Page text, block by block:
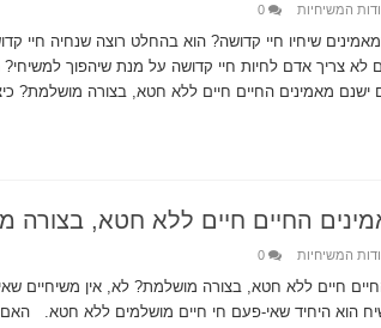
המשיחיות 0
ב’ 13-11. האם לא צריך אדם לחיות חיי קדושה על מנת שיהפוך
ישנם מאמינים החיים חיים ללא חטא, בצורה מושלמת?
החיים חיים ללא חטא, בצורה
המשיחיות 0
חיים ללא חטא, בצורה מושלמת? לא, אין משיחיים
המשיח הוא היחיד שאי-פעם חי חיים מושלמים ללא חטא.